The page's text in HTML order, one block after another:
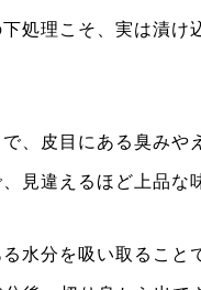
処理こそ、実は漬け
で、皮目にある臭み
見違えるほど上品な
水分を吸い取ること